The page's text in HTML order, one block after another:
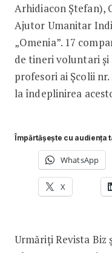
Arhidiacon Ștefan),
Ajutor Umanitar
„Omenia”. 17
de tineri voluntari și
profesori ai Școlii
la îndeplinirea
Împărtășește cu audiența
WhatsApp
X
Urmăriți Revista Biz